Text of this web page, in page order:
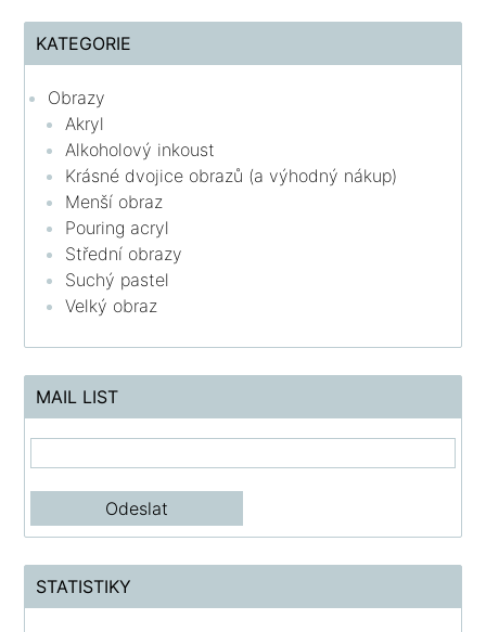
KATEGORIE
Obrazy
Akryl
Alkoholový inkoust
Krásné dvojice obrazů (a výhodný nákup)
Menší obraz
Pouring acryl
Střední obrazy
Suchý pastel
Velký obraz
MAIL LIST
STATISTIKY